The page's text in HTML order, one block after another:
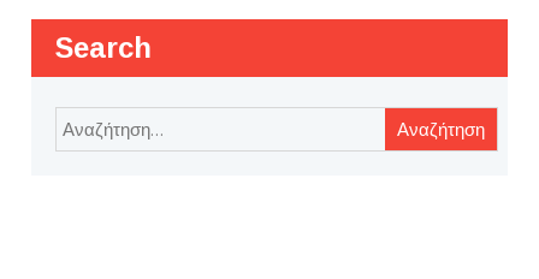
Search
Αναζήτηση
για: